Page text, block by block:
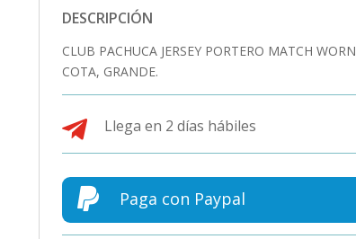
DESCRIPCIÓN
CLUB PACHUCA JERSEY PORTERO MATCH WORN
COTA, GRANDE.
 Llega en 2 días hábiles
 Paga con Paypal